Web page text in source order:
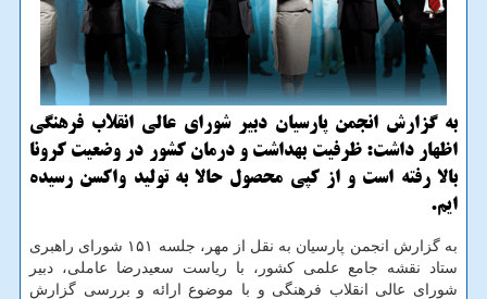
به گزارش انجمن پارسیان دبیر شورای عالی انقلاب فرهنگی
اظهار داشت: ظرفیت بهداشت و درمان کشور در وضعیت کرونا
بالا رفته است و از کپی محصول حالا به تولید واکسن رسیده
ایم.
به گزارش انجمن پارسیان به نقل از مهر، جلسه ۱۵۱ شورای راهبری
ستاد نقشه جامع علمی کشور، با ریاست سعیدرضا عاملی، دبیر
شورای عالی انقلاب فرهنگی و با موضوع ارائه و بررسی گزارش